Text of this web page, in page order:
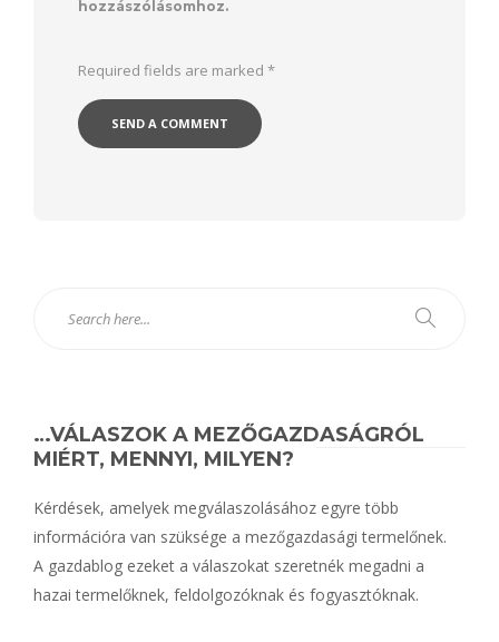
hozzászólásomhoz.
Required fields are marked *
…VÁLASZOK A MEZŐGAZDASÁGRÓL
MIÉRT, MENNYI, MILYEN?
Kérdések, amelyek megválaszolásához egyre több
információra van szüksége a mezőgazdasági termelőnek.
A gazdablog ezeket a válaszokat szeretnék megadni a
hazai termelőknek, feldolgozóknak és fogyasztóknak.